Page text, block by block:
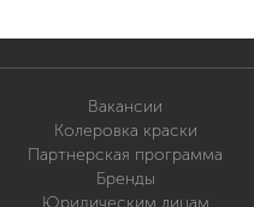
Вакансии
Колеровка краски
Партнерская программа
Бренды
Юридическим лицам